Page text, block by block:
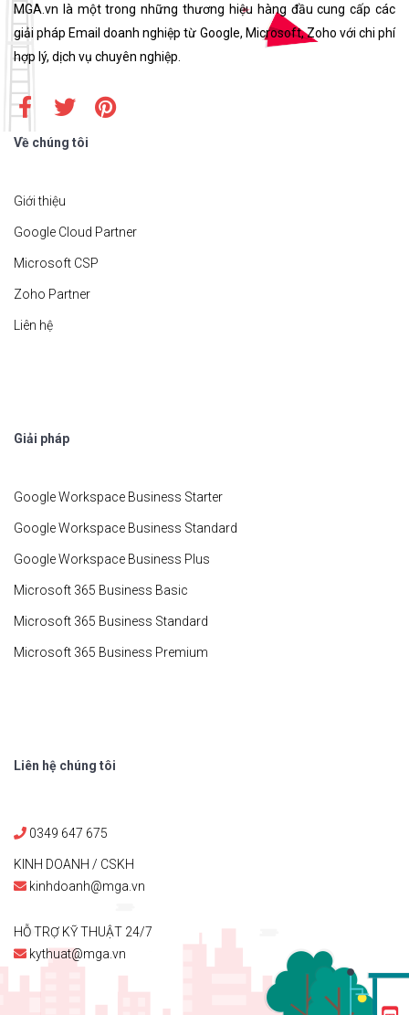
MGA.vn là một trong những thương hiệu hàng đầu cung cấp các
giải pháp Email doanh nghiệp từ Google, Microsoft, Zoho với chi phí
hợp lý, dịch vụ chuyên nghiệp.
Về chúng tôi
Giới thiệu
Google Cloud Partner
Microsoft CSP
Zoho Partner
Liên hệ
Giải pháp
Google Workspace Business Starter
Google Workspace Business Standard
Google Workspace Business Plus
Microsoft 365 Business Basic
Microsoft 365 Business Standard
Microsoft 365 Business Premium
Liên hệ chúng tôi
0349 647 675
KINH DOANH / CSKH
kinhdoanh@mga.vn
HỖ TRỢ KỸ THUẬT 24/7
kythuat@mga.vn